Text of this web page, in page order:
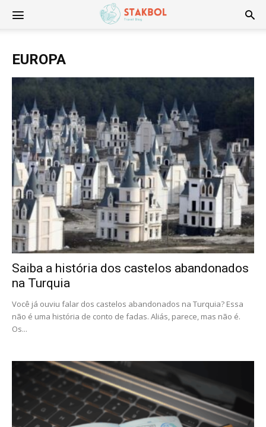
Stakbol
EUROPA
Saiba a história dos castelos abandonados
na Turquia
Você já ouviu falar dos castelos abandonados na Turquia? Essa
não é uma história de conto de fadas. Aliás, parece, mas não é.
Os...